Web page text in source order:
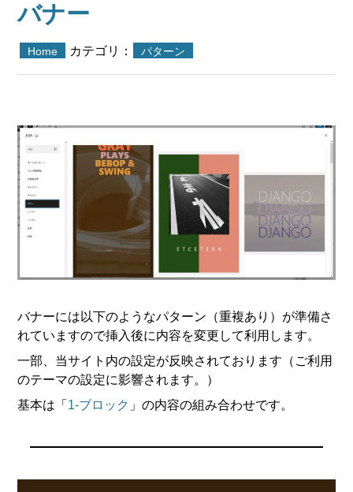
バナー
Home カテゴリ： パターン
バナーには以下のようなパターン（重複あり）が準備さ
れていますので挿入後に内容を変更して利用します。
一部、当サイト内の設定が反映されております（ご利用
のテーマの設定に影響されます。）
基本は「 1-ブロック 」の内容の組み合わせです。